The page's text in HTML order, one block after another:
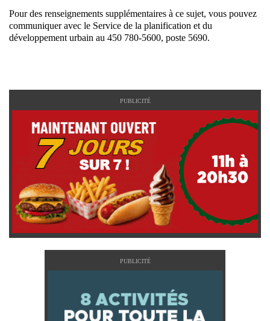
Pour des renseignements supplémentaires à ce sujet, vous pouvez
communiquer avec le Service de la planification et du
développement urbain au 450 780-5600, poste 5690.
PUBLICITÉ
PUBLICITÉ